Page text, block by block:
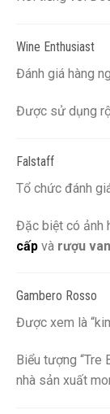
Wine Enthusiast
Đánh giá hàng
Được sử dụng
Falstaff
Tổ chức đánh
Đặc biệt có ảnh
cấp và rượu
Gambero Rosso
Được xem là
Biểu tượng “Tre
nhà sản xuất